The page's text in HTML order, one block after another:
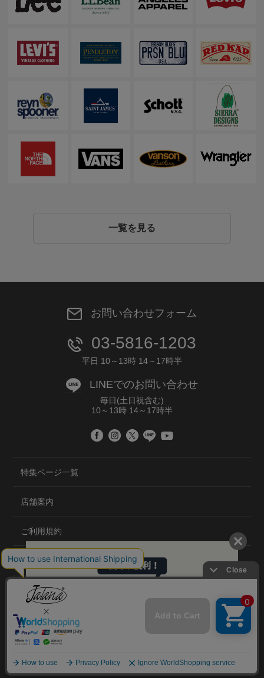
一覧を見る
お問い合わせフォーム
03-5816-1203
平日 10～13時 14～17時半
LINEでのお問い合わせ
毎日(土日祝含む)
10～13時 14～17時半
特集ページ一覧
店舗案内
ご利用規約
プライバシーポリシー
特定商取引法について
会社概要
©2020 TRANS GLOBAL CO.,LTD.